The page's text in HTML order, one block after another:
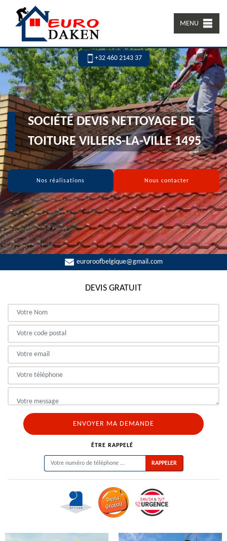
MENU
+32 460 2143 37
SOCIÉTÉ DEVIS NETTOYAGE DE
TOITURE VILLERS-LA-VILLE 1495
Nos réalisations Nous contacter
euroroofbelgique@gmail.com
DEVIS GRATUIT
ÊTRE RAPPELÉ